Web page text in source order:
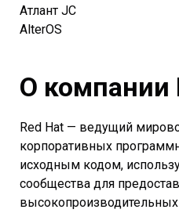
Атлант JC
AlterOS
О компании
Red Hat — ведущий
корпоративных
исходным кодом,
сообщества для